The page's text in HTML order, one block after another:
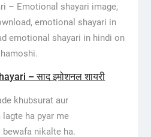
– Emotional shayari image,
emotional shayari in
emotional shayari in hindi on
– साद इमोशनल शायरी
khubsurat aur
ha pyar me
bewafa nikalte ha.